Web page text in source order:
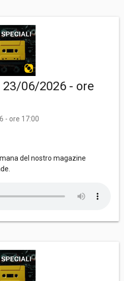
06/2026 - ore
- ore 17:00
del nostro magazine